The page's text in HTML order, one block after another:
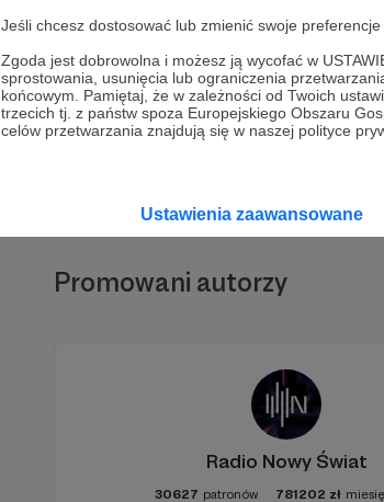
Jeśli chcesz dostosować lub zmienić swoje
Zgoda jest dobrowolna i możesz ją wycofać w
sprostowania, usunięcia lub ograniczenia
końcowym. Pamiętaj, że w zależności od Twoich
trzecich tj. z państw spoza Europejskiego Obszaru
celów przetwarzania znajdują się w naszej polityce
Ustawienia zaawansowane
Promowani autorzy
Radio Nowy Świat
30627 patronów 781202 zł